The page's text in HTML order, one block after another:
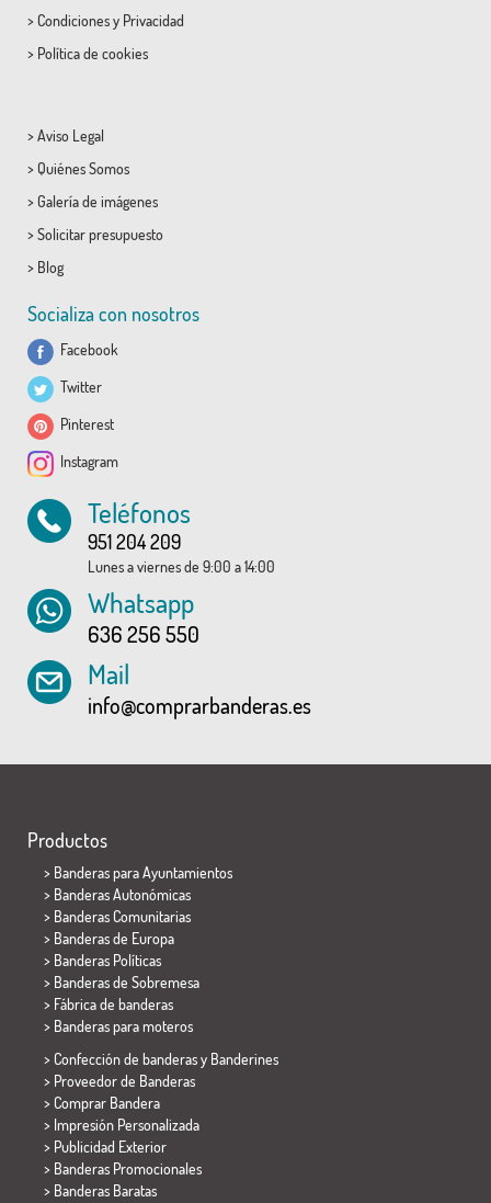
> Condicionesy Privacidad
> Política de cookies
> Aviso Legal
> Quiénes Somos
> Galería de imágenes
> Solicitar presupuesto
> Blog
Socializa con nosotros
Facebook
Twitter
Pinterest
Instagram
Teléfonos
951 204 209
Lunes a viernes de 9:00 a 14:00
Whatsapp
636 256 550
Mail
info@comprarbanderas.es
Productos
> Banderas para Ayuntamientos
> Banderas Autonómicas
> Banderas Comunitarias
> Banderas de Europa
> Banderas Políticas
> Banderas de Sobremesa
> Fábrica de banderas
> Banderas para moteros
> Confección de banderas y Banderines
> Proveedor de Banderas
> Comprar Bandera
> Impresión Personalizada
> Publicidad Exterior
> Banderas Promocionales
> Banderas Baratas